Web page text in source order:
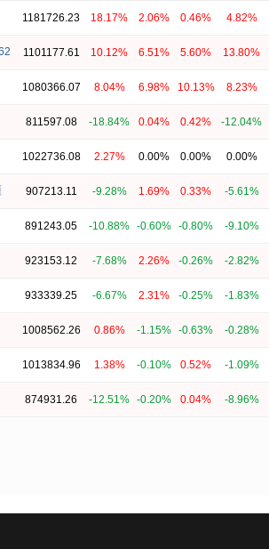
1181726.23 18.17% 2.06% 0.46% 4.82%
1101177.61 10.12% 6.51% 5.60% 13.80%
1080366.07 8.04% 6.98% 10.13% 8.23%
811597.08 -18.84% 0.04% 0.42% -12.04%
1022736.08 2.27% 0.00% 0.00% 0.00%
907213.11 -9.28% 1.69% 0.33% -5.61%
891243.05 -10.88% -0.60% -0.80% -9.10%
923153.12 -7.68% 2.26% -0.26% -2.82%
933339.25 -6.67% 2.31% -0.25% -1.83%
1008562.26 0.86% -1.15% -0.63% -0.28%
1013834.96 1.38% -0.10% 0.52% -1.09%
874931.26 -12.51% -0.20% 0.04% -8.96%